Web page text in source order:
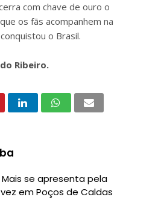
com chave de ouro o
os fãs acompanhem na
o Brasil.
Ribeiro.
se apresenta pela
em Poços de Caldas